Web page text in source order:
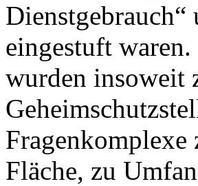
Dienstgebrauch“
eingestuft
wurden insoweit
Fläche, zu